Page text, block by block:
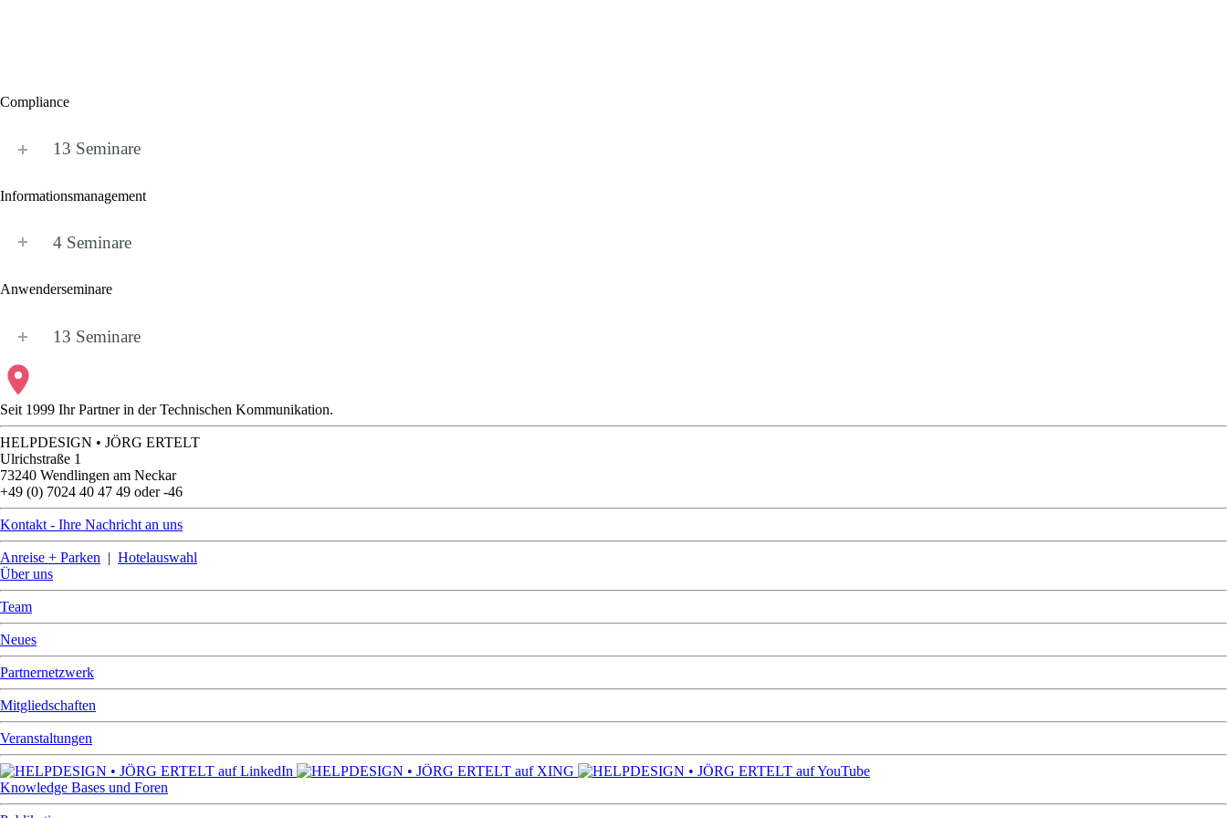
Compliance
13 Seminare
Infor­mations­manage­ment
4 Seminare
Anwenderseminare
13 Seminare
Seit 1999 Ihr Partner in der Technischen Kommunikation.
HELPDESIGN • JÖRG ERTELT
Ulrichstraße 1
73240 Wendlingen am Neckar
+49 (0) 7024 40 47 49 oder -46
Kontakt - Ihre Nachricht an uns
Anreise + Parken | Hotelauswahl
Über uns
Team
Neues
Partnernetzwerk
Mitgliedschaften
Veranstaltungen
Knowledge Bases und Foren